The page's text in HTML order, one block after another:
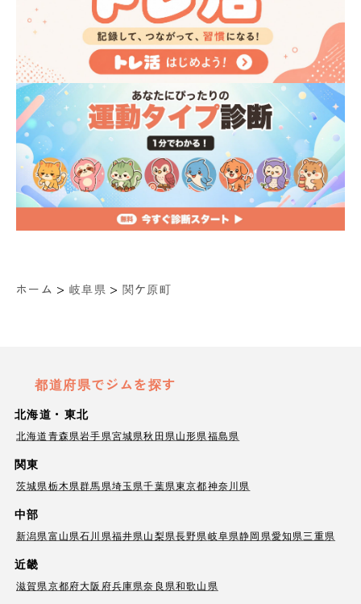
ホーム > 岐阜県 > 関ケ原町
都道府県でジムを探す
北海道・東北
北海道青森県岩手県宮城県秋田県山形県福島県
関東
茨城県栃木県群馬県埼玉県千葉県東京都神奈川県
中部
新潟県富山県石川県福井県山梨県長野県岐阜県静岡県愛知県三重県
近畿
滋賀県京都府大阪府兵庫県奈良県和歌山県